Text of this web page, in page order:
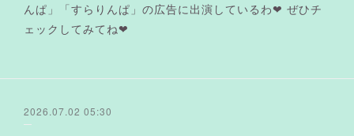
んぱ」「すらりんぱ」の広告に出演しているわ❤︎ ぜひチ
ェックしてみてね❤︎
2026.07.02 05:30